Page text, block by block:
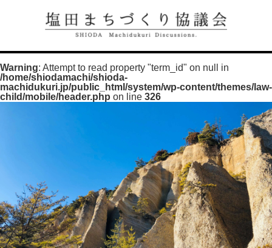
Warning: Attempt to read property "term_id" on null in
/home/shiodamachi/shioda-
machidukuri.jp/public_html/system/wp-content/themes/law-
child/mobile/header.php on line 326